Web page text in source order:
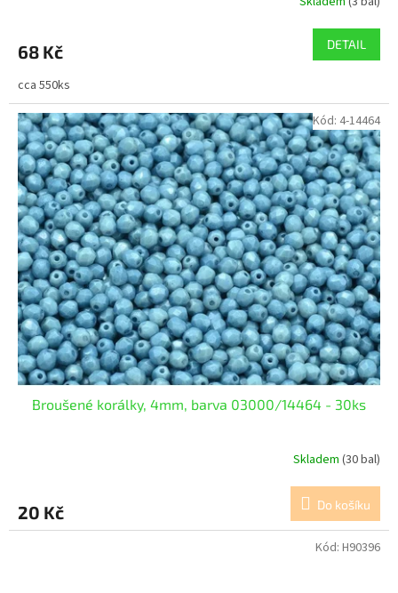
68 Kč DETAIL
cca 550ks
Broušené korálky, 4mm, barva 03000/14464 - 30ks
Skladem (30 bal)
20 Kč Do košíku
Kód: 4-14464
Kód: H90396